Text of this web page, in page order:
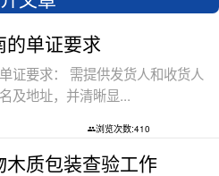
的单证要求
证要求： 需提供发货人和收货人
及地址，并清晰显...
浏览次数:410
木质包装查验工作